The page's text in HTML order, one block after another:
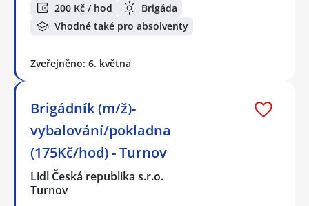
200 Kč / hod
Brigáda
Vhodné také pro absolventy
Zveřejněno: 6. května
Brigádník (m/ž)-
vybalování/pokladna
(175Kč/hod) - Turnov
Lidl Česká republika s.r.o.
Turnov